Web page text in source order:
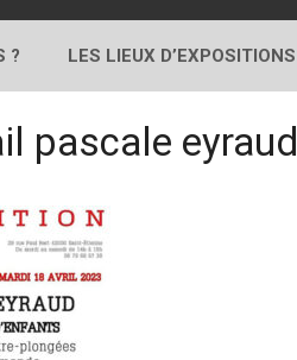
? LES LIEUX D’EXPOSITIONS
pascale eyraud